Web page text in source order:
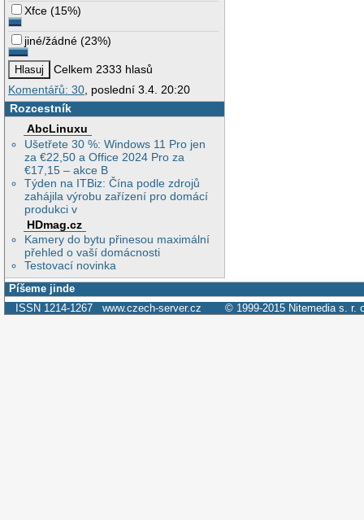
Xfce (15%)
jiné/žádné (23%)
Celkem 2333 hlasů
Komentářů: 30, poslední 3.4. 20:20
Rozcestník
AbcLinuxu
Ušetřete 30 %: Windows 11 Pro jen
za €22,50 a Office 2024 Pro za
€17,15 – akce B
Týden na ITBiz: Čína podle zdrojů
zahájila výrobu zařízení pro domácí
produkci v
HDmag.cz
Kamery do bytu přinesou maximální
přehled o vaší domácnosti
Testovací novinka
Píšeme jinde
ISSN 1214-1267 www.czech-server.cz © 1999-2015 Nitemedia s. r.